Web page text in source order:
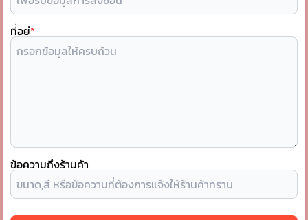
ที่อยู่*
ข้อความถึงร้านค้า